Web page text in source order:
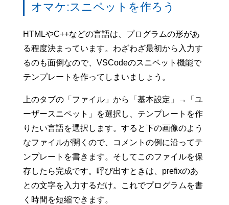
オマケ:スニペットを作ろう
HTMLやC++などの言語は、プログラムの形があ
る程度決まっています。わざわざ最初から入力す
るのも面倒なので、VSCodeのスニペット機能で
テンプレートを作ってしまいましょう。
上のタブの「ファイル」から「基本設定」→「ユ
ーザースニペット」を選択し、テンプレートを作
りたい言語を選択します。すると下の画像のよう
なファイルが開くので、コメントの例に沿ってテ
ンプレートを書きます。そしてこのファイルを保
存したら完成です。呼び出すときは、prefixのあ
との文字を入力するだけ。これでプログラムを書
く時間を短縮できます。